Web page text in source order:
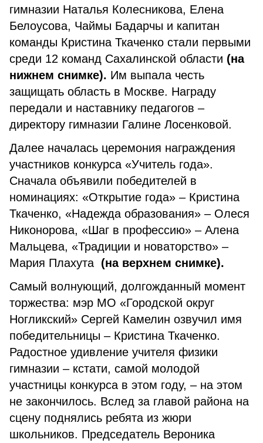
гимназии Наталья Колесникова, Елена
Белоусова, Чаймы Бадарчы и капитан
команды Кристина Ткаченко стали первыми
среди 12 команд Сахалинской области (на
нижнем снимке). Им выпала честь
защищать область в Москве. Награду
передали и наставнику педагогов –
директору гимназии Галине Лосенковой.
Далее началась церемония награждения
участников конкурса «Учитель года».
Сначала объявили победителей в
номинациях: «Открытие года» – Кристина
Ткаченко, «Надежда образования» – Олеся
Никонорова, «Шаг в профессию» – Алена
Мальцева, «Традиции и новаторство» –
Мария Плахута (на верхнем снимке).
Самый волнующий, долгожданный момент
торжества: мэр МО «Городской округ
Ногликский» Сергей Камелин озвучил имя
победительницы – Кристина Ткаченко.
Радостное удивление учителя физики
гимназии – кстати, самой молодой
участницы конкурса в этом году, – на этом
не закончилось. Вслед за главой района на
сцену поднялись ребята из жюри
школьников. Председатель Вероника